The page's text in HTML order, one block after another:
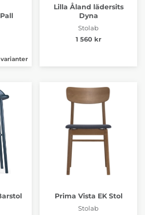
Lilla Åland lädersits
Dyna
Stolab
1 560 kr
Prima Vista EK Stol
Stolab